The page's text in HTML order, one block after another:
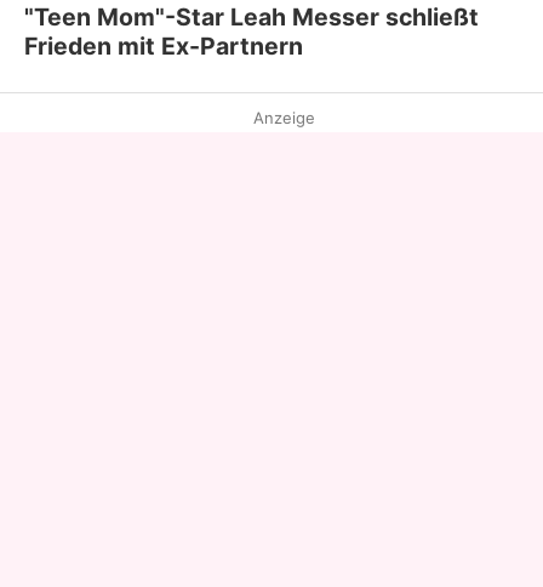
"Teen Mom"-Star Leah Messer schließt
Frieden mit Ex-Partnern
Anzeige